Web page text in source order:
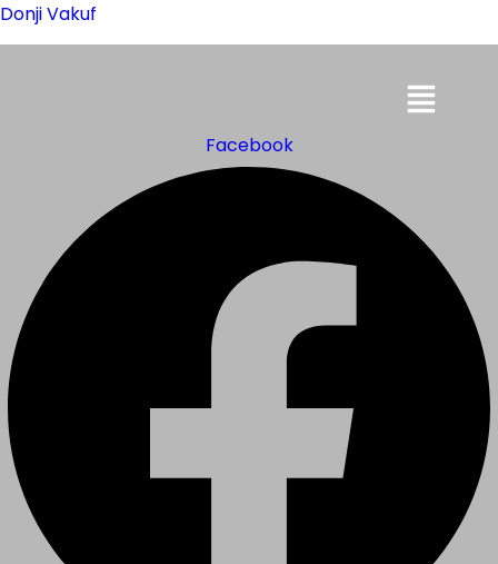
Donji Vakuf
Menu
Facebook